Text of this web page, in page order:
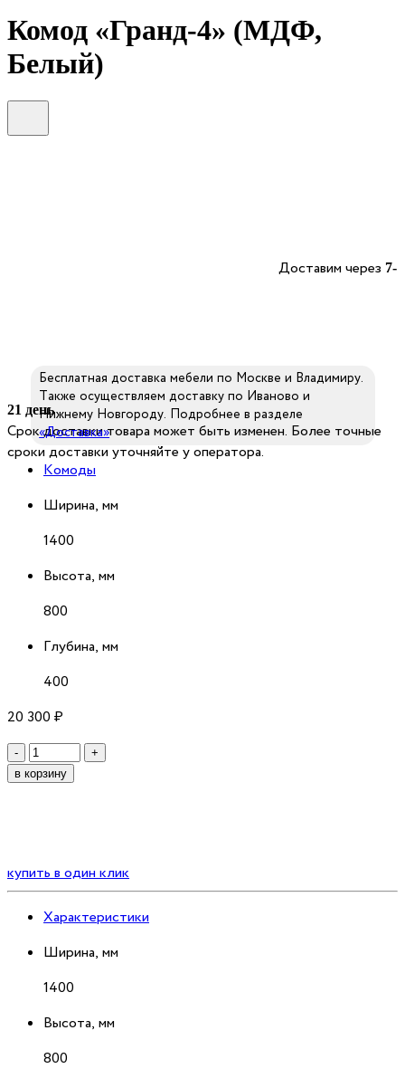
Комод «Гранд-4» (МДФ,
Белый)
Доставим через 7-
21 день
Срок доставки товара может быть изменен. Более точные
сроки доставки уточняйте у оператора.
Бесплатная доставка мебели по Москве и Владимиру.
Также осуществляем доставку по Иваново и
Нижнему Новгороду. Подробнее в разделе
«Доставка»
Комоды
Ширина, мм
1400
Высота, мм
800
Глубина, мм
400
20 300 ₽
- Количество
+
в корзину
купить в один клик
Характеристики
Ширина, мм
1400
Высота, мм
800